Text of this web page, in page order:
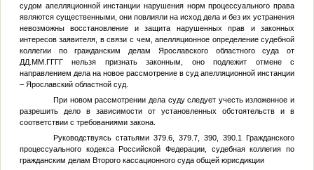
судом апелляционной инстанции нарушения норм процессуального права
являются существенными, они повлияли на исход дела и без их устранения
невозможны восстановление и защита нарушенных прав и законных
интересов заявителя, в связи с чем, апелляционное определение судебной
коллегии по гражданским делам Ярославского областного суда от
ДД.ММ.ГГГГнельзя признать законным, оно подлежит отмене с
направлением дела на новое рассмотрение в суд апелляционной инстанции
– Ярославский областной суд.
При новом рассмотрении дела суду следует учесть изложенное и
разрешить дело в зависимости от установленных обстоятельств и в
соответствии с требованиями закона.
Руководствуясь статьями 379.6, 379.7, 390, 390.1 Гражданского
процессуального кодекса Российской Федерации, судебная коллегия по
гражданским делам Второго кассационного суда общей юрисдикции